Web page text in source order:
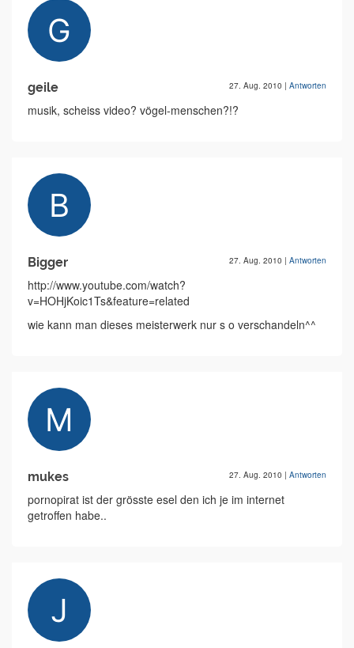
geile 27. Aug. 2010 | Antworten
musik, scheiss video? vögel-menschen?!?
Bigger 27. Aug. 2010 | Antworten
http://www.youtube.com/watch?
v=HOHjKoic1Ts&feature=related
wie kann man dieses meisterwerk nur s o verschandeln^^
mukes 27. Aug. 2010 | Antworten
pornopirat ist der grösste esel den ich je im internet
getroffen habe..